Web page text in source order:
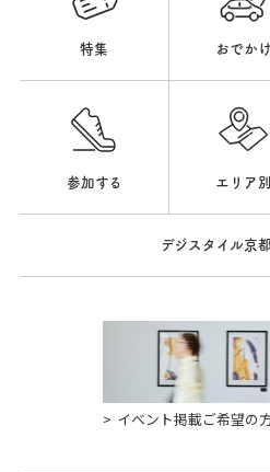
特集 おでかけ
参加する エリア別
デジスタイル京
イベント掲載ご希望の